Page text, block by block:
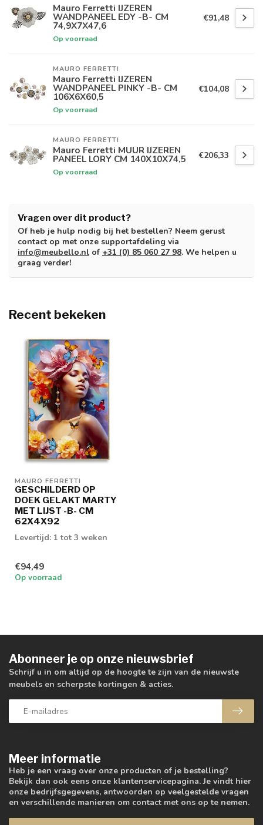
Mauro Ferretti IJZEREN
WANDPANEEL EDY -B- CM
74,9X7X47,6
Op voorraad
€91,48
MAURO FERRETTI
Mauro Ferretti IJZEREN
WANDPANEEL PINKY -B- CM
106X6X60,5
Op voorraad
€104,08
MAURO FERRETTI
Mauro Ferretti MUUR IJZEREN
PANEEL LORY CM 140X10X74,5
Op voorraad
€206,33
Vragen over dit product?
Of heb je hulp nodig bij het bestellen? Neem gerust
contact op met onze supportafdeling via
info@meubello.nl of +31 (0) 85 060 27 98. We helpen u
graag verder!
Recent bekeken
MAURO FERRETTI
GESCHILDERD OP
DOEK GELAKT MARTY
MET LIJST -B- CM
62X4X92
Levertijd: 1 tot 3 weken
€94,49
Op voorraad
Meer informatie
Heb je een vraag over onze producten of je bestelling?
Bekijk dan ook eens onze klantenservicepagina. Je vindt hier
onze bedrijfsgegevens, antwoorden op veelgestelde vragen
en verschillende manieren om contact met ons op te nemen.
Abonneer je op onze nieuwsbrief
Schrijf u in om altijd op de hoogte te zijn van de nieuwste
meubels en scherpste kortingen & acties.